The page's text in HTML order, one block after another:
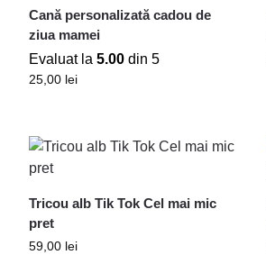
Cană personalizată cadou de
ziua mamei
Evaluat la 5.00din 5
25,00 lei
Tricou alb Tik Tok Cel mai mic
pret
59,00 lei